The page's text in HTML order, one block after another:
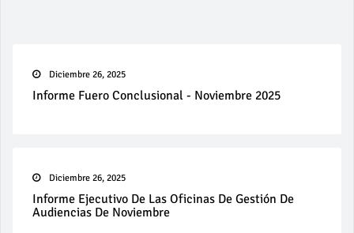
Diciembre 26, 2025
Informe Fuero Conclusional - Noviembre 2025
Diciembre 26, 2025
Informe Ejecutivo De Las Oficinas De Gestión De
Audiencias De Noviembre